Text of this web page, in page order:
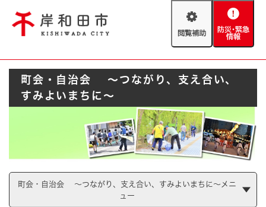
閲
助
防
緊
急
Foreign language
やさしい日本語
拡大
背景色変更 白 黒 青
防災・緊急情報 救急・消防
AED設置箇所
とじる
町会・自治会 ～つながり、支え合い、
すみよいまちに～
町会・自治会 ～つながり、支え合い、すみよいまちに～メニ
ュー